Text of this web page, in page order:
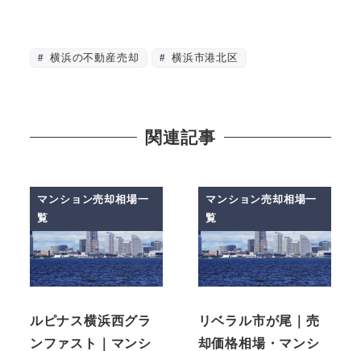
横浜の不動産売却 横浜市港北区
関連記事
マンション売却相場一
覧
ルピナス横浜西グラ
ンファスト｜マンシ
マンション売却相場一
覧
リベラル市が尾｜売
却価格相場・マンシ